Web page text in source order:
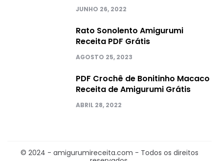
JUNHO 26, 2022
Rato Sonolento Amigurumi
Receita PDF Grátis
AGOSTO 25, 2023
PDF Crochê de Bonitinho Macaco
Receita de Amigurumi Grátis
ABRIL 28, 2022
© 2024 - amigurumireceita.com - Todos os direitos